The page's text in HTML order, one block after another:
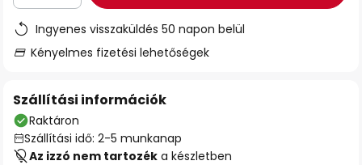
Ingyenes visszaküldés 50 napon belül
Kényelmes fizetési lehetőségek
Szállítási információk
Raktáron
Szállítási idő: 2-5 munkanap
Az izzó nem tartozék a készletben